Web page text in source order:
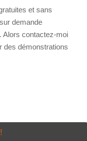
et sans
demande
Alors contactez-moi
des démonstrations